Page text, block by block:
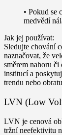
• Pokud se
medvědí
Jak jej používat:
Sledujte chování
naznačovat, že
směrem nahoru
institucí a
trendu nebo
LVN (Low
LVN je cenová
tržní neefektivitu